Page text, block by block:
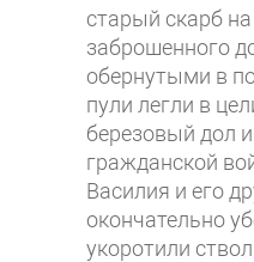
старый скарб
заброшенного
обернутыми в
пули легли в
березовый дол
гражданской
Василия и его
окончательно
укоротили